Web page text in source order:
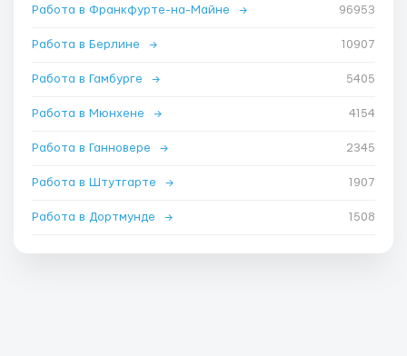
Работа в Франкфурте-на-Майне → 96953
Работа в Берлине → 10907
Работа в Гамбурге → 5405
Работа в Мюнхене → 4154
Работа в Ганновере → 2345
Работа в Штутгарте → 1907
Работа в Дортмунде → 1508